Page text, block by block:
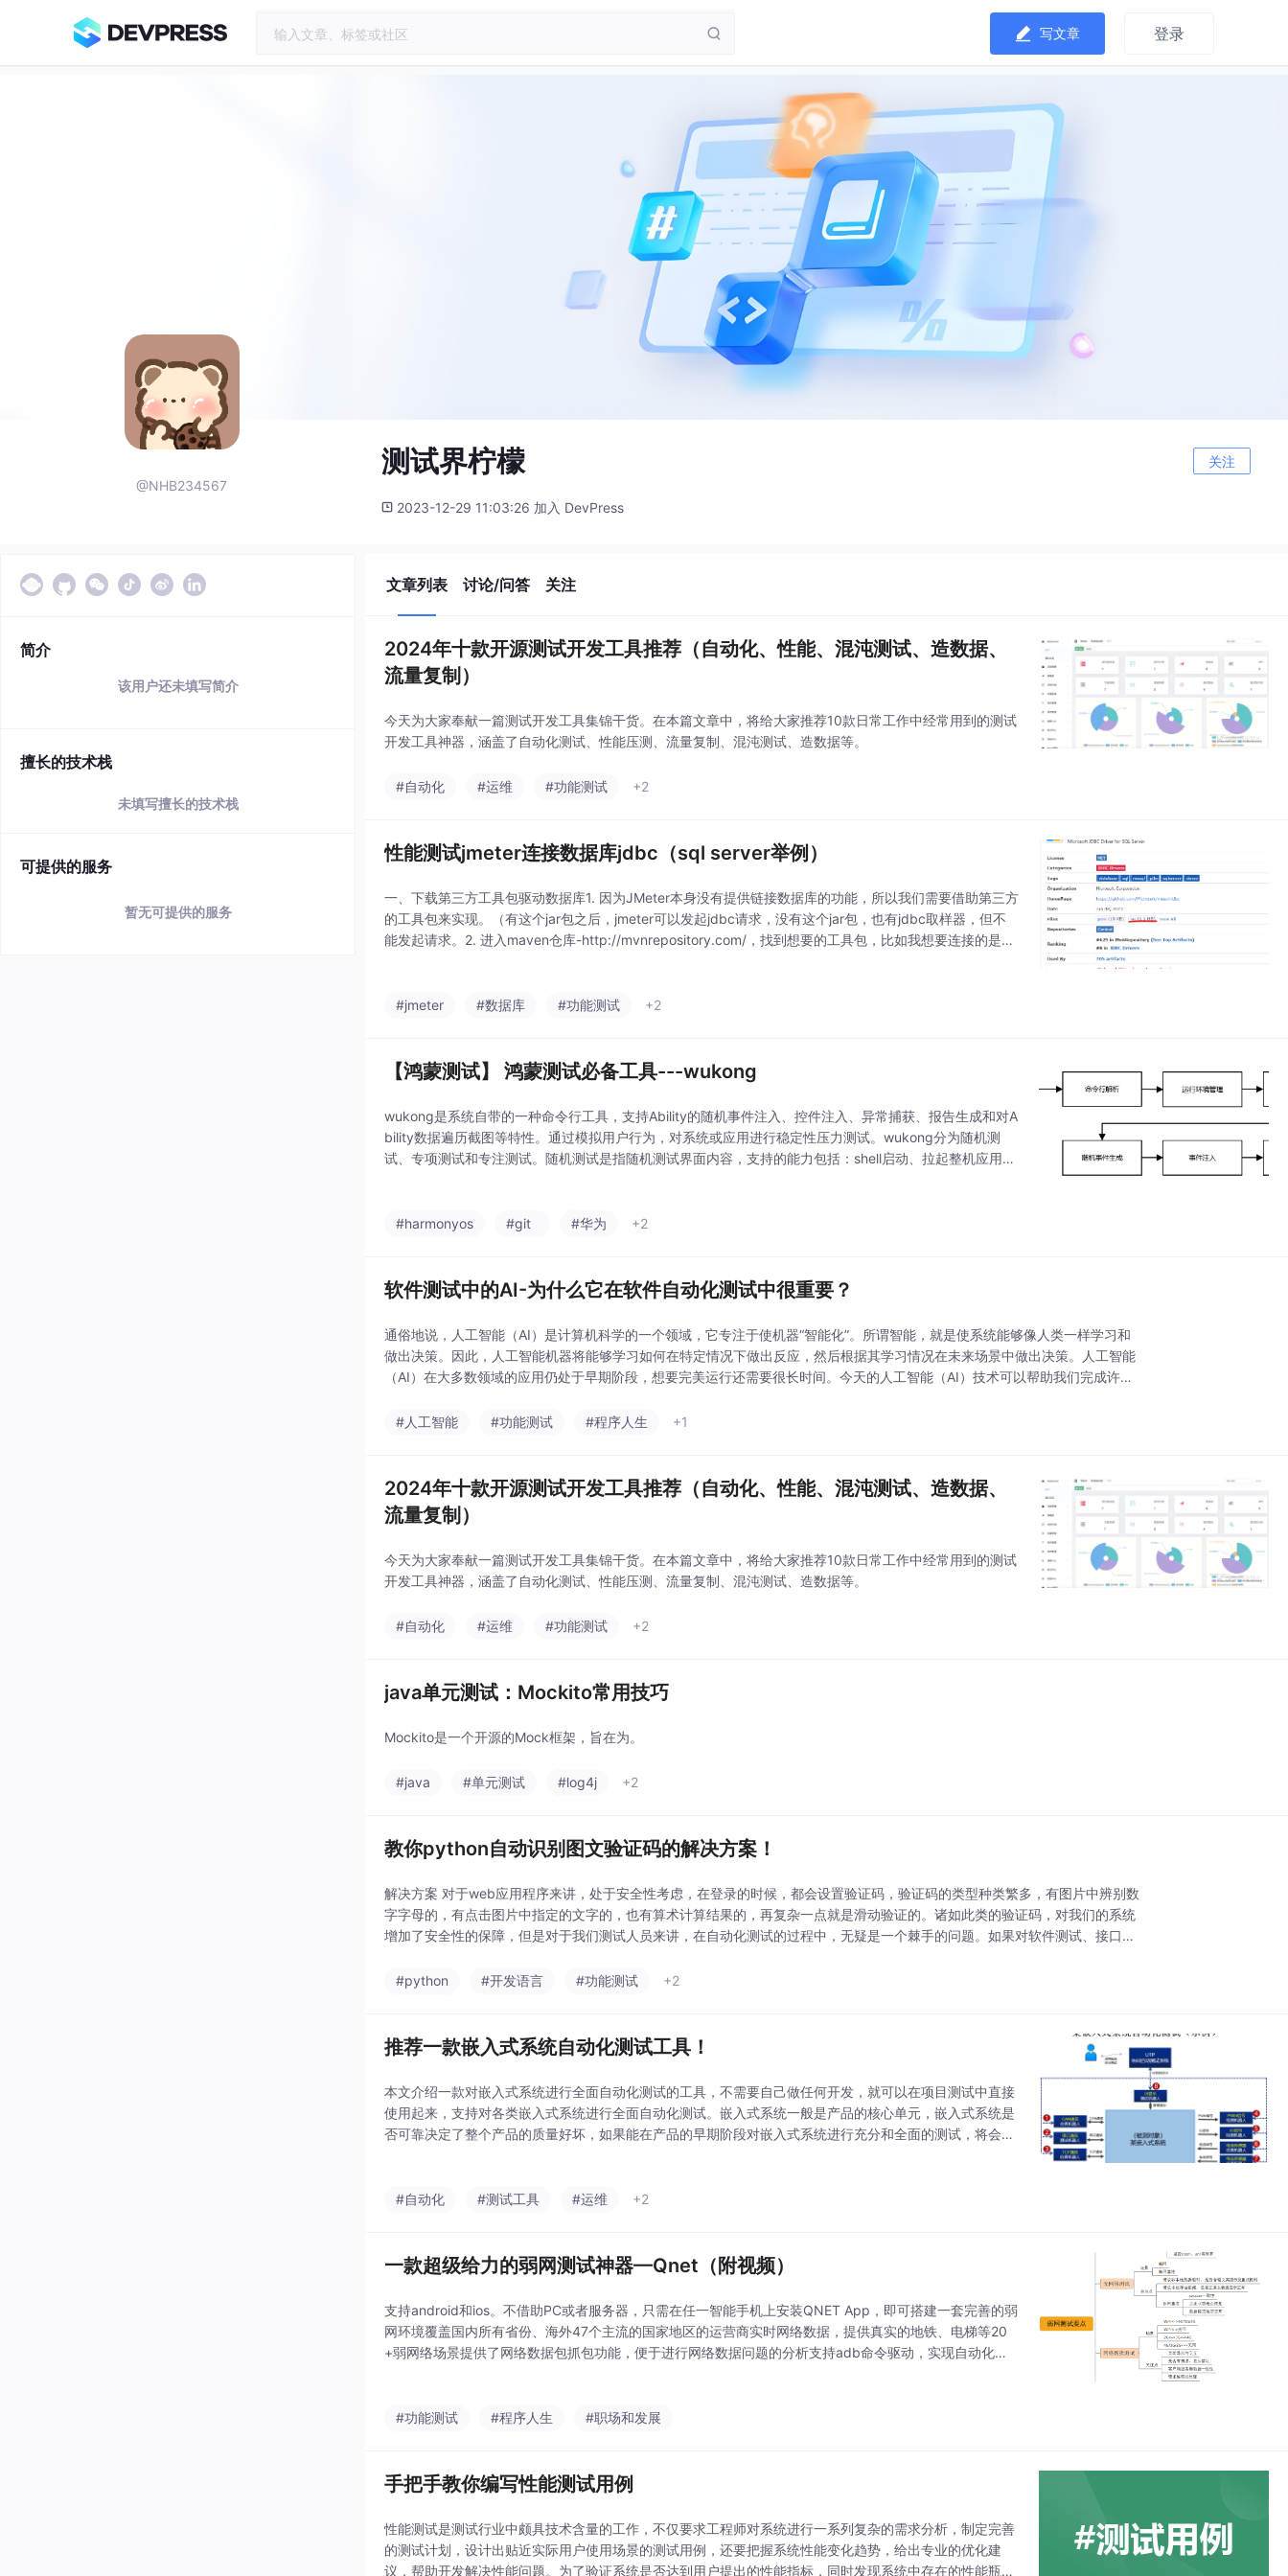
写文章 登录
@NHB234567
测试界柠檬 关注
2023-12-29 11:03:26 加入 DevPress
简介
该用户还未填写简介
擅长的技术栈
未填写擅长的技术栈
可提供的服务
暂无可提供的服务
文章列表 讨论/问答 关注
2024年十款开源测试开发工具推荐（自动化、性能、混沌测试、造数据、
流量复制）
今天为大家奉献一篇测试开发工具集锦干货。在本篇文章中，将给大家推荐10款日常工作中经常用到的测试
开发工具神器，涵盖了自动化测试、性能压测、流量复制、混沌测试、造数据等。
#自动化 #运维 #功能测试 +2
性能测试jmeter连接数据库jdbc（sql server举例）
一、下载第三方工具包驱动数据库1. 因为JMeter本身没有提供链接数据库的功能，所以我们需要借助第三方
的工具包来实现。（有这个jar包之后，jmeter可以发起jdbc请求，没有这个jar包，也有jdbc取样器，但不
能发起请求。2. 进入maven仓库-http://mvnrepository.com/，找到想要的工具包，比如我想要连接的是sq
#jmeter #数据库 #功能测试 +2
【鸿蒙测试】 鸿蒙测试必备工具---wukong
wukong是系统自带的一种命令行工具，支持Ability的随机事件注入、控件注入、异常捕获、报告生成和对A
bility数据遍历截图等特性。通过模拟用户行为，对系统或应用进行稳定性压力测试。wukong分为随机测
试、专项测试和专注测试。随机测试是指随机测试界面内容，支持的能力包括：shell启动、拉起整机应用、
#harmonyos #git #华为 +2
软件测试中的AI-为什么它在软件自动化测试中很重要？
通俗地说，人工智能（AI）是计算机科学的一个领域，它专注于使机器“智能化”。所谓智能，就是使系统能够像人类一样学习和
做出决策。因此，人工智能机器将能够学习如何在特定情况下做出反应，然后根据其学习情况在未来场景中做出决策。人工智能
（AI）在大多数领域的应用仍处于早期阶段，想要完美运行还需要很长时间。今天的人工智能（AI）技术可以帮助我们完成许多
#人工智能
#功能测试 #程序人生 +1
2024年十款开源测试开发工具推荐（自动化、性能、混沌测试、造数据、
流量复制）
今天为大家奉献一篇测试开发工具集锦干货。在本篇文章中，将给大家推荐10款日常工作中经常用到的测试
开发工具神器，涵盖了自动化测试、性能压测、流量复制、混沌测试、造数据等。
#自动化 #运维 #功能测试 +2
java单元测试：Mockito常用技巧
Mockito是一个开源的Mock框架，旨在为。
#java #单元测试 #log4j +2
教你python自动识别图文验证码的解决方案！
解决方案 对于web应用程序来讲，处于安全性考虑，在登录的时候，都会设置验证码，验证码的类型种类繁多，有图片中辨别数
字字母的，有点击图片中指定的文字的，也有算术计算结果的，再复杂一点就是滑动验证的。诸如此类的验证码，对我们的系统
增加了安全性的保障，但是对于我们测试人员来讲，在自动化测试的过程中，无疑是一个棘手的问题。如果对软件测试、接口、
#python
#开发语言 #功能测试 +2
推荐一款嵌入式系统自动化测试工具！
本文介绍一款对嵌入式系统进行全面自动化测试的工具，不需要自己做任何开发，就可以在项目测试中直接
使用起来，支持对各类嵌入式系统进行全面自动化测试。嵌入式系统一般是产品的核心单元，嵌入式系统是
否可靠决定了整个产品的质量好坏，如果能在产品的早期阶段对嵌入式系统进行充分和全面的测试，将会很
#自动化
#测试工具 #运维 +2
一款超级给力的弱网测试神器—Qnet（附视频）
支持android和ios。不借助PC或者服务器，只需在任一智能手机上安装QNET App，即可搭建一套完善的弱
网环境覆盖国内所有省份、海外47个主流的国家地区的运营商实时网络数据，提供真实的地铁、电梯等20
+弱网络场景提供了网络数据包抓包功能，便于进行网络数据问题的分析支持adb命令驱动，实现自动化弱
#功能测试
#程序人生 #职场和发展
手把手教你编写性能测试用例
性能测试是测试行业中颇具技术含量的工作，不仅要求工程师对系统进行一系列复杂的需求分析，制定完善
的测试计划，设计出贴近实际用户使用场景的测试用例，还要把握系统性能变化趋势，给出专业的优化建
议，帮助开发解决性能问题。为了验证系统是否达到用户提出的性能指标，同时发现系统中存在的性能瓶